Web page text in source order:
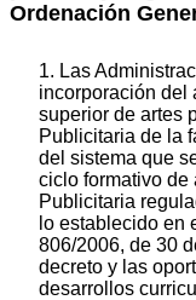
Ordenación
1. Las
incorporación del
superior de artes
Publicitaria de la
del sistema que
ciclo formativo de
Publicitaria
lo establecido en
806/2006, de 30
decreto y las
desarrollos